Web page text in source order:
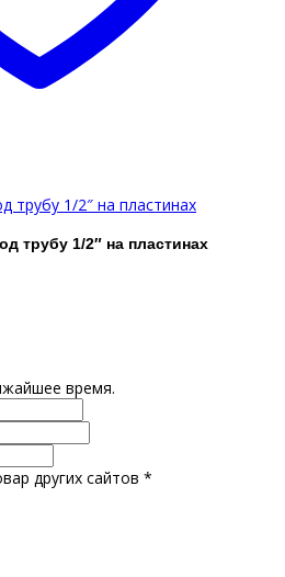
трубу 1/2″ на пластинах
трубу 1/2″ на пластинах
время.
других сайтов *